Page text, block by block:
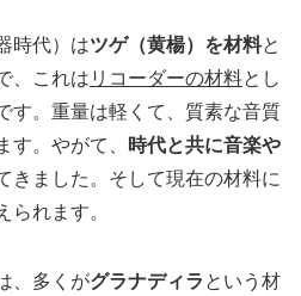
時代）はツゲ（黄楊）を材料と
、これは リコーダーの材料とし
す。重量は軽くて、質素な音質
。やがて、 時代と共に音楽や
きました。そして現在の材料に
れます。
、多くがグラナディラ という材